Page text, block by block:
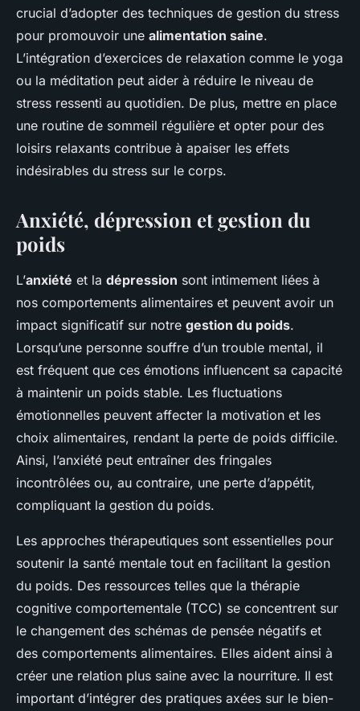
crucial d’adopter des techniques de gestion du stress
pour promouvoir une alimentation saine.
L’intégration d’exercices de relaxation comme le yoga
ou la méditation peut aider à réduire le niveau de
stress ressenti au quotidien. De plus, mettre en place
une routine de sommeil régulière et opter pour des
loisirs relaxants contribue à apaiser les effets
indésirables du stress sur le corps.
Anxiété, dépression et gestion du
poids
L’anxiété et la dépression sont intimement liées à
nos comportements alimentaires et peuvent avoir un
impact significatif sur notre gestion du poids.
Lorsqu’une personne souffre d’un trouble mental, il
est fréquent que ces émotions influencent sa capacité
à maintenir un poids stable. Les fluctuations
émotionnelles peuvent affecter la motivation et les
choix alimentaires, rendant la perte de poids difficile.
Ainsi, l’anxiété peut entraîner des fringales
incontrôlées ou, au contraire, une perte d’appétit,
compliquant la gestion du poids.
Les approches thérapeutiques sont essentielles pour
soutenir la santé mentale tout en facilitant la gestion
du poids. Des ressources telles que la thérapie
cognitive comportementale (TCC) se concentrent sur
le changement des schémas de pensée négatifs et
des comportements alimentaires. Elles aident ainsi à
créer une relation plus saine avec la nourriture. Il est
important d’intégrer des pratiques axées sur le bien-